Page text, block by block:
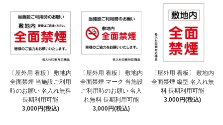
〔屋外用 看板〕 敷地内
全面禁煙 当施設ご利用
時のお願い 名入れ無料
長期利用可能
3,000円(税込)
〔屋外用 看板〕 敷地内
全面禁煙 マーク 当施設
ご利用時のお願い 名入
れ無料 長期利用可能
3,000円(税込)
〔屋外用 看板〕 敷地内
全面禁煙 縦型 名入れ無
料 長期利用可能
3,000円(税込)